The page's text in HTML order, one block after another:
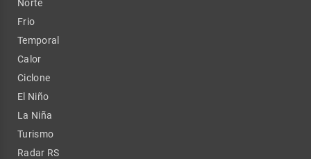
Norte
Frio
Temporal
Calor
Ciclone
El Niño
La Niña
Turismo
Radar RS